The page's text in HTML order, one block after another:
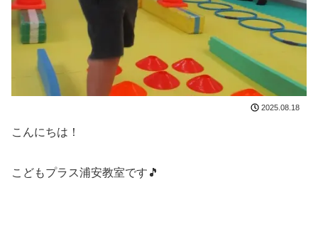
2025.08.18
こんにちは！
こどもプラス浦安教室です🎵